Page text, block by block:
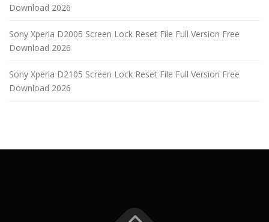
Download 2026
Sony Xperia D2005 Screen Lock Reset File Full Version Free
Download 2026
Sony Xperia D2105 Screen Lock Reset File Full Version Free
Download 2026